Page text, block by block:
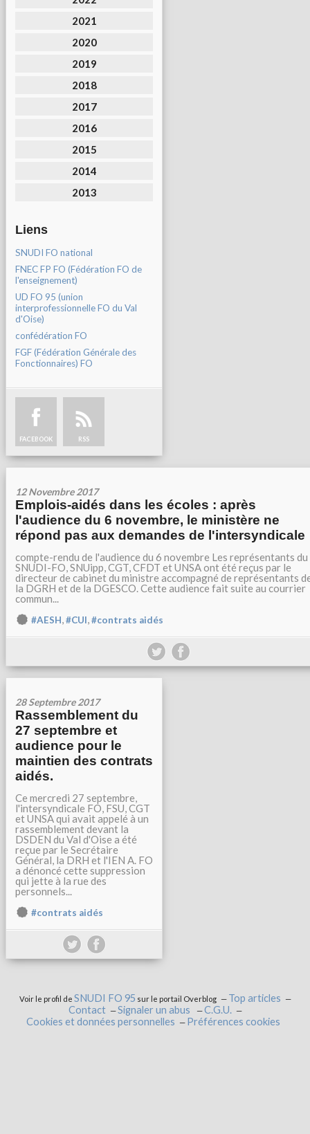
2021
2020
2019
2018
2017
2016
2015
2014
2013
Liens
SNUDI FO national
FNEC FP FO (Fédération FO de
l'enseignement)
UD FO 95 (union
interprofessionnelle FO du Val
d'Oise)
confédération FO
FGF (Fédération Générale des
Fonctionnaires) FO
FACEBOOK RSS
12 Novembre 2017
Emplois-aidés dans les écoles : après
l'audience du 6 novembre, le ministère ne
répond pas aux demandes de l'intersyndicale
compte-rendu de l'audience du 6 novembre Les représentants du
SNUDI-FO, SNUipp, CGT, CFDT et UNSA ont été reçus par le
directeur de cabinet du ministre accompagné de représentants
la DGRH et de la DGESCO. Cette audience fait suite au courrier
commun...
#AESH,#CUI,#contrats aidés
28 Septembre 2017
Rassemblement du
27 septembre et
audience pour le
maintien des contrats
aidés.
Ce mercredi 27 septembre,
l'intersyndicale FO, FSU, CGT
et UNSA qui avait appelé à un
rassemblement devant la
DSDEN du Val d'Oise a été
reçue par le Secrétaire
Général, la DRH et l'IEN A. FO
a dénoncé cette suppression
qui jette à la rue des
personnels...
#contrats aidés
Voir le profil de SNUDI FO 95 sur le portail Overblog
Top articles
Contact
Signaler un abus
C.G.U.
Cookies et données personnelles
Préférences cookies